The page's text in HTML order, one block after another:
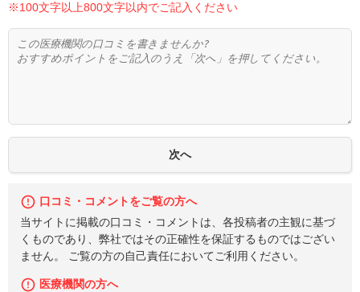
※100文字以上800文字以内でご記入ください
口コミ・コメントをご覧の方へ
当サイトに掲載の口コミ・コメントは、各投稿者の主観に基づ
くものであり、弊社ではその正確性を保証するものではござい
ません。 ご覧の方の自己責任においてご利用ください。
医療機関の方へ